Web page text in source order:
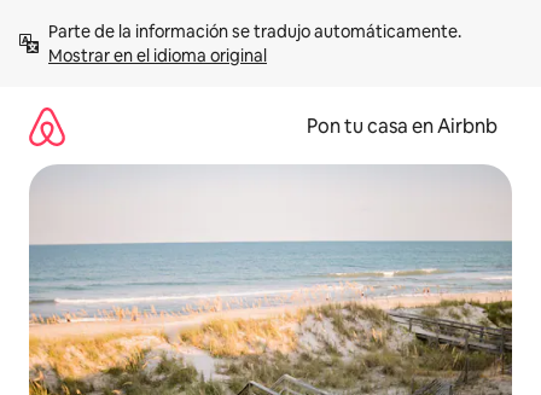
contenidoMostrar en el idioma original
Pon tu casa en Airbnb